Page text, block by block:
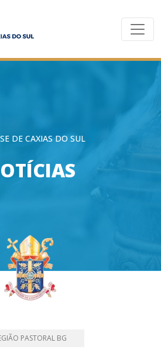
DE CAXIAS DO SUL
PASTORAL BG